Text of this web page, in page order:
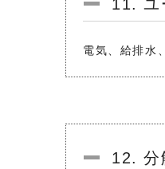
11. ユ
電気、給排水
12. 分